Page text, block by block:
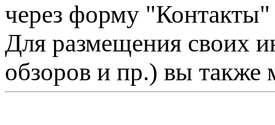
через форму "Контакты"
Для размещения своих
обзоров и пр.) вы также